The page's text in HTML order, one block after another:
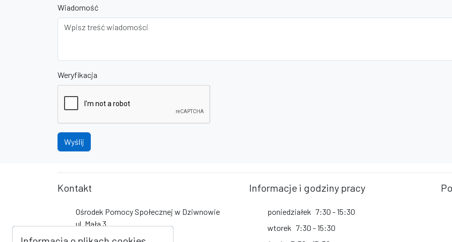
Wiadomość
Weryfikacja
Wyślij
Kontakt
Ośrodek Pomocy Społecznej w Dziwnowie
ul. Mała 3
72-420 Dziwnów
Informacje i godziny pracy
poniedziałek 7:30 - 15:30
wtorek 7:30 - 15:30